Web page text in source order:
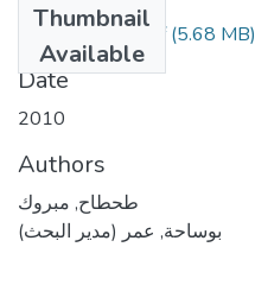
Thumbnail
Available
طحطاح مبروك.pdf(5.68 MB)
Date
2010
Authors
طحطاح, مبروك
بوساحة, عمر (مدير البحث)